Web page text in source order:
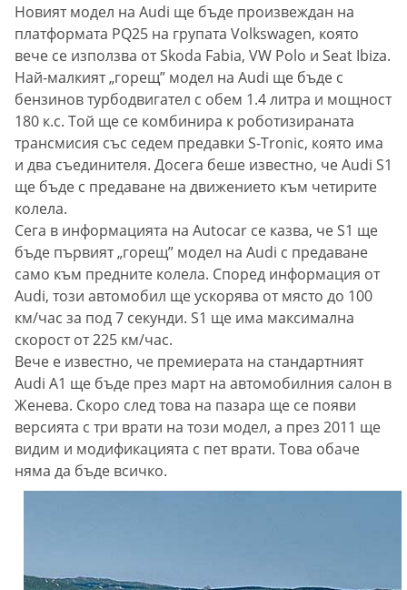
Новият модел на Audi ще бъде произвеждан на
платформата PQ25 на групата Volkswagen, която
вече се използва от Skoda Fabia, VW Polo и Seat Ibiza.
Най-малкият „горещ” модел на Audi ще бъде с
бензинов турбодвигател с обем 1.4 литра и мощност
180 к.с. Той ще се комбинира к роботизираната
трансмисия със седем предавки S-Tronic, която има
и два съединителя. Досега беше известно, че Audi S1
ще бъде с предаване на движението към четирите
колела.
Сега в информацията на Autocar се казва, че S1 ще
бъде първият „горещ” модел на Audi с предаване
само към предните колела. Според информация от
Audi, този автомобил ще ускорява от място до 100
км/час за под 7 секунди. S1 ще има максимална
скорост от 225 км/час.
Вече е известно, че премиерата на стандартният
Audi A1 ще бъде през март на автомобилния салон в
Женева. Скоро след това на пазара ще се появи
версията с три врати на този модел, а през 2011 ще
видим и модификацията с пет врати. Това обаче
няма да бъде всичко.